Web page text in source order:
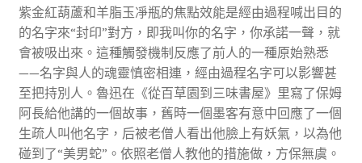
紫金紅葫蘆和羊脂玉凈瓶的焦點效能是經由過程喊出目的
的名字來“封印”對方，即我叫你的名字，你承諾一聲，就
會被吸出來。這種觸發機制反應了前人的一種原始熟悉
——名字與人的魂靈慎密相連，經由過程名字可以影響甚
至把持別人。魯迅在《從百草園到三味書屋》里寫了保姆
阿長給他講的一個故事，舊時一個墨客有意中回應了一個
生疏人叫他名字，后被老僧人看出他臉上有妖氣，以為他
碰到了“美男蛇”。依照老僧人教他的措施做，方保無虞。